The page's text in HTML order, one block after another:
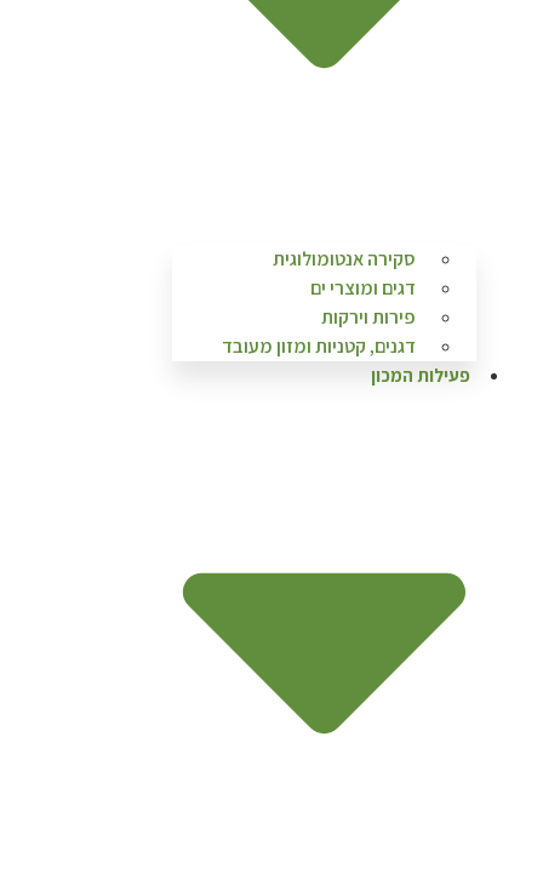
סקירה אנטומולוגית
דגים ומוצרי ים
פירות וירקות
דגנים, קטניות ומזון מעובד
פעילות המכון